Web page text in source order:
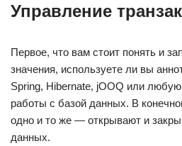
Управление
Первое, что вам стоит понять и
значения, используете ли вы
Spring, Hibernate, jOOQ или
работы с базой данных. В
одно и то же — открывают и
данных.